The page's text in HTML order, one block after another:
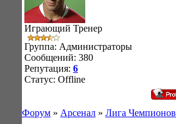
Играющий Тренер
Группа: Администраторы
Сообщений: 380
Репутация: 6
Статус: Offline
Форум » Арсенал » Лига Чемпионов